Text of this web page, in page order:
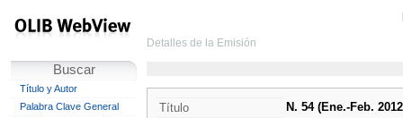
Buscar
Título y Autor
Palabra Clave General
Detalles de la Emisión
Título
N. 54 (Ene.-Feb.